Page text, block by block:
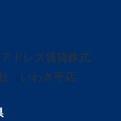
アドレス賃貸株式
いわき平店